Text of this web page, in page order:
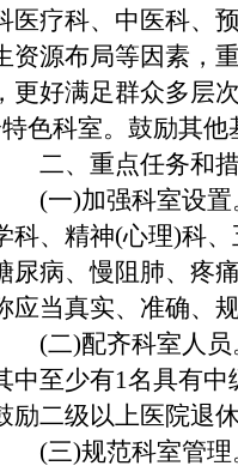
医疗科、中医科、
资源布局等因素，
更好满足群众多层
色科室。鼓励其他
二、重点任务和
(一)加强科室设置
科、精神(心理)科
尿病、慢阻肺、疼
应当真实、准确、
(二)配齐科室人员
中至少有1名具有
励二级以上医院退
(三)规范科室管理